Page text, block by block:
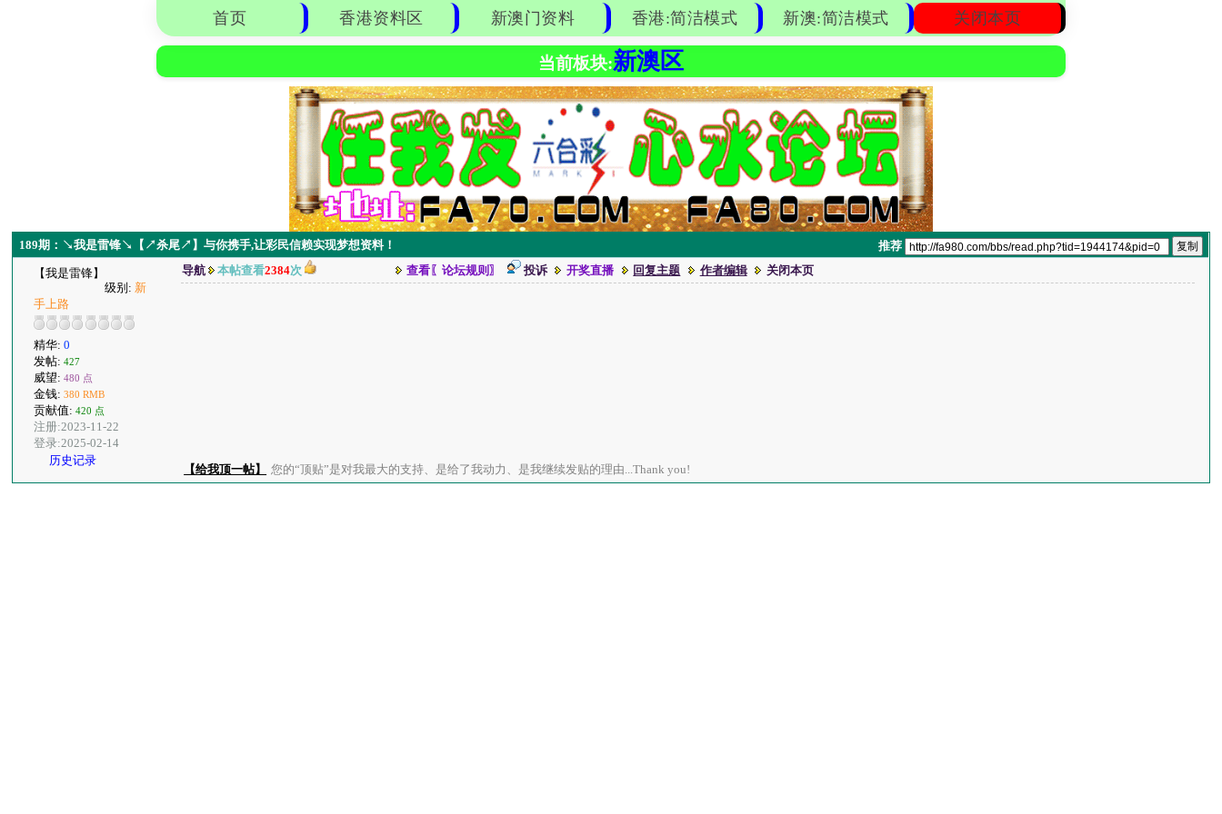
首页 香港资料区 新澳门资料 香港:简洁模式 新澳:简洁模式 关闭本页
当前板块:新澳区
189期：↘我是雷锋↘【↗杀尾↗】与你携手,让彩民信赖实现梦想资料！ 推荐
【我是雷锋】
级别: 新
手上路
精华:0
发帖:427
威望:480 点
金钱:380 RMB
贡献值:420 点
注册:2023-11-22
登录:2025-02-14
历史记录
导航 本帖查看2384次 查看〖论坛规则〗 投诉 开奖直播 回复主题 作者编辑 关闭本页
【给我顶一帖】 您的“顶贴”是对我最大的支持、是给了我动力、是我继续发贴的理由...Thank you!